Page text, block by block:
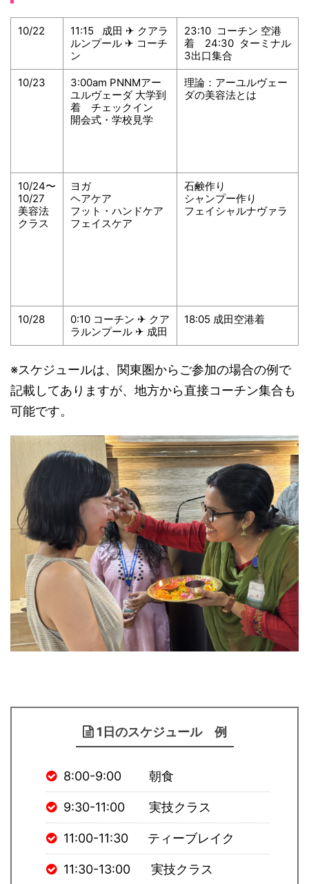
10/22
11:15 成田 ✈︎ クアラ
ルンプール ✈︎ コーチ
ン
23:10 コーチン 空港
着 24:30 ターミナル
3出口集合
10/23
3:00am PNNMアー
ユルヴェーダ 大学到
着 チェックイン
開会式・学校見学
理論：アーユルヴェー
ダの美容法とは
10/24〜
10/27
美容法
クラス
ヨガ
ヘアケア
フット・ハンドケア
フェイスケア
石鹸作り
シャンプー作り
フェイシャルナヴァラ
10/28
0:10 コーチン ✈︎ クア
ラルンプール ✈︎ 成田
18:05 成田空港着
※スケジュールは、関東圏からご参加の場合の例で
記載してありますが、地方から直接コーチン集合も
可能です。
1日のスケジュール 例
8:00-9:00 朝食
9:30-11:00 実技クラス
11:00-11:30 ティーブレイク
11:30-13:00 実技クラス